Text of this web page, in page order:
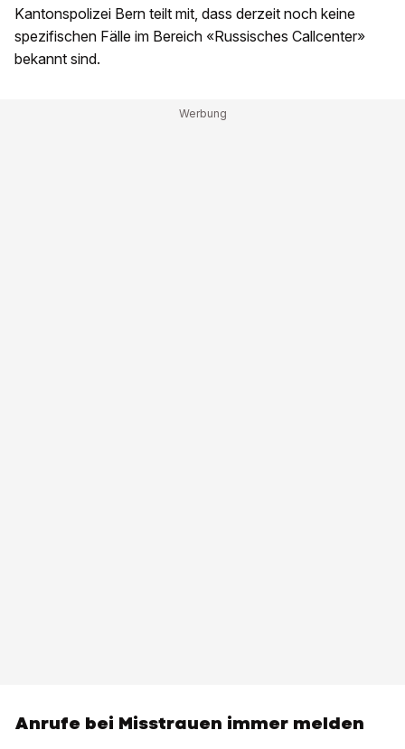
Kantonspolizei Bern teilt mit, dass derzeit noch keine
spezifischen Fälle im Bereich «Russisches Callcenter»
bekannt sind.
Anrufe bei Misstrauen immer melden